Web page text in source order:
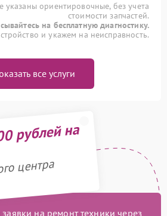
указаны ориентировочные, без учета
стоимости запчастей.
на бесплатную диагностику.
и укажем на неисправность.
все услуги
рублей на
центра
на ремонт техники через